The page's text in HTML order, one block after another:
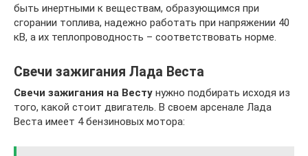
быть инертными к веществам, образующимся при
сгорании топлива, надежно работать при напряжении 40
кВ, а их теплопроводность – соответствовать норме.
Свечи зажигания Лада Веста
Свечи зажигания на Весту нужно подбирать исходя из
того, какой стоит двигатель. В своем арсенале Лада
Веста имеет 4 бензиновых мотора: